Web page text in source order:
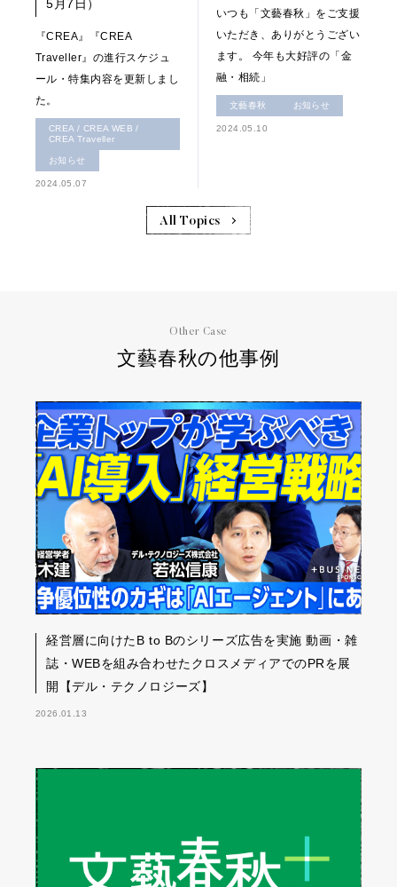
5月7日）
『CREA』『CREA
Traveller』の進行スケジュ
ール・特集内容を更新しまし
た。
CREA / CREA WEB /
CREA Traveller
お知らせ
2024.05.07
いつも「文藝春秋」をご支援
いただき、ありがとうござい
ます。 今年も大好評の「金
融・相続」
文藝春秋 お知らせ
2024.05.10
All Topics
Other Case
文藝春秋の他事例
経営層に向けたB to Bのシリーズ広告を実施 動画・雑
誌・WEBを組み合わせたクロスメディアでのPRを展
開【デル・テクノロジーズ】
2026.01.13